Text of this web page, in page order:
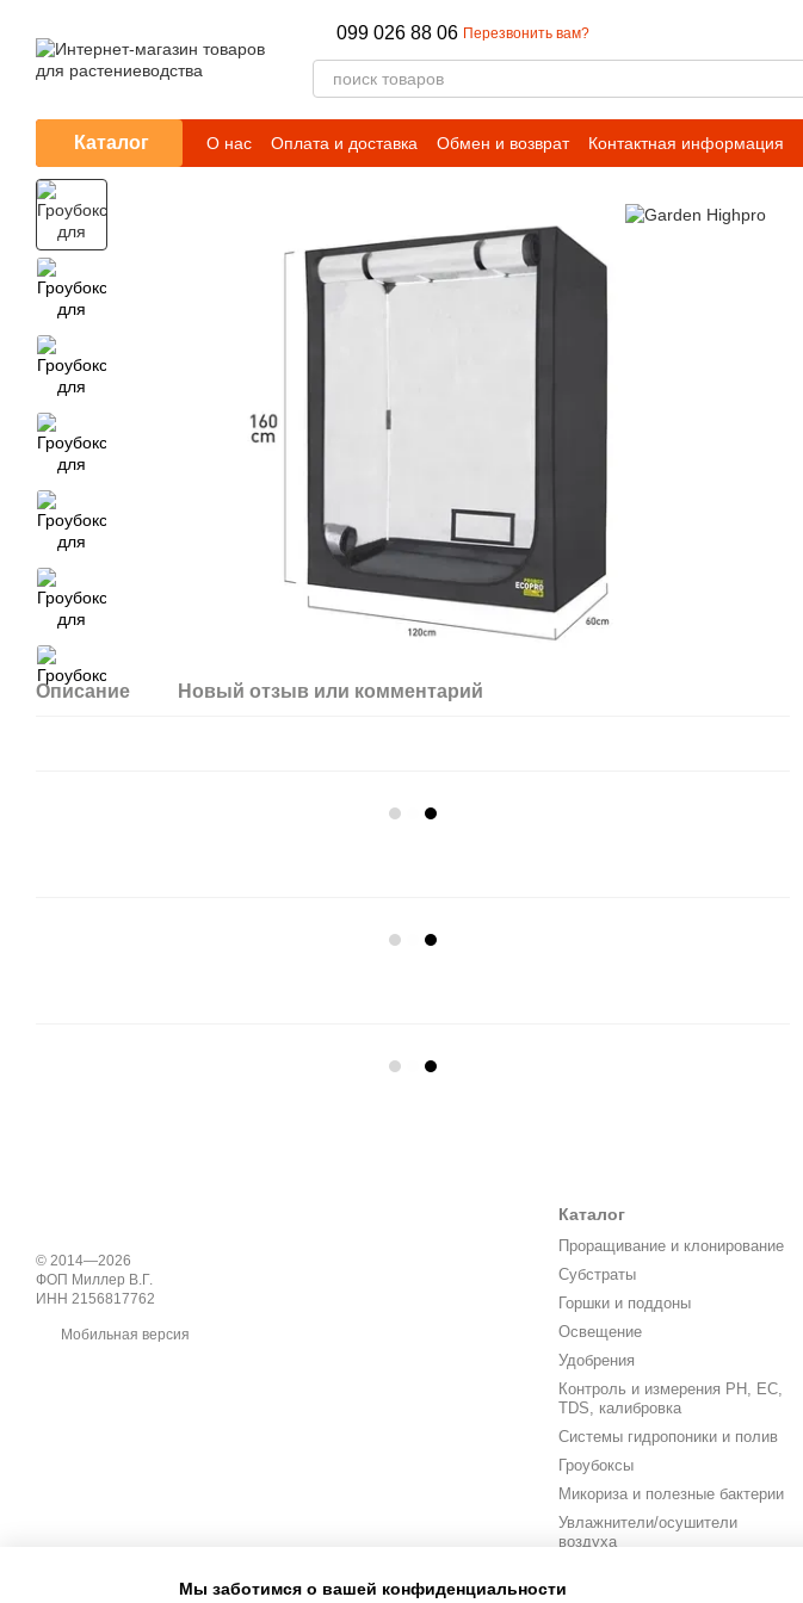
099 026 88 06 Перезвонить вам?
Каталог О нас Оплата и доставка Обмен и возврат Контактная информация
Отзывы о магазине
Описание Новый отзыв или комментарий
© 2014—2026
ФОП Миллер В.Г.
ИНН 2156817762
Мобильная версия
Каталог
Проращивание и клонирование
Субстраты
Горшки и поддоны
Освещение
Удобрения
Контроль и измерения PH, EC,
TDS, калибровка
Системы гидропоники и полив
Гроубоксы
Микориза и полезные бактерии
Увлажнители/осушители
воздуха
Аксессуары
Мы заботимся о вашей конфиденциальности